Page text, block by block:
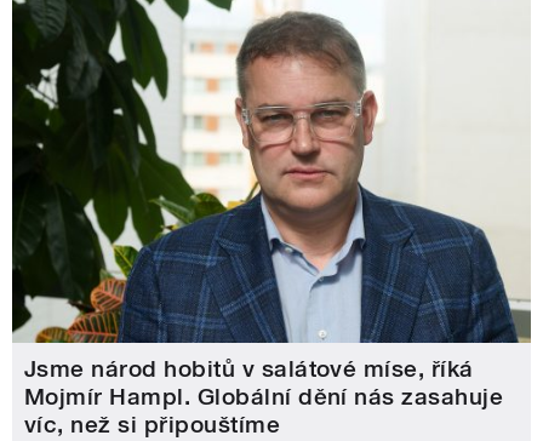
Jsme národ hobitů v salátové míse, říká
Mojmír Hampl. Globální dění nás zasahuje
víc, než si připouštíme